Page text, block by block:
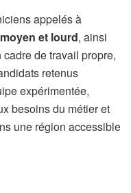
appelés à
et lourd, ainsi
cadre de travail propre,
retenus
expérimentée,
besoins du métier et
une région accessible